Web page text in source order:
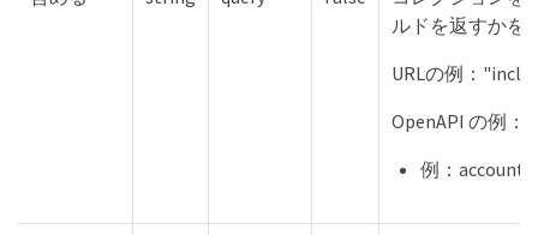
ルドを返すかを
URLの例：
OpenAPI の例：
例：